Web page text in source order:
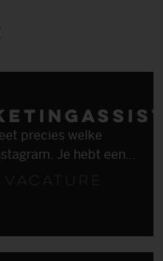
precies welke
Je hebt een
en video’s
bent creatief en durft
contentideeën. Je
of een goede
vacature